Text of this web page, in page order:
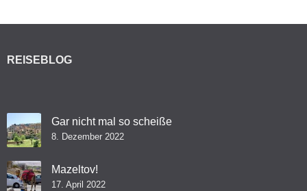
REISEBLOG
Gar nicht mal so scheiße
8. Dezember 2022
Mazeltov!
17. April 2022